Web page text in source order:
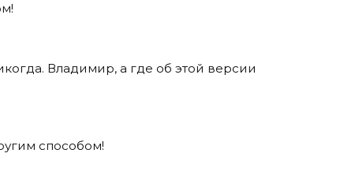
Владимир, а где об этой версии
способом!